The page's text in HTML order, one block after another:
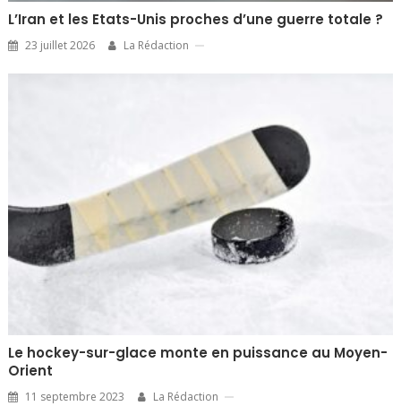
L’Iran et les Etats-Unis proches d’une guerre totale ?
23 juillet 2026 La Rédaction
Le hockey-sur-glace monte en puissance au Moyen-
Orient
11 septembre 2023 La Rédaction